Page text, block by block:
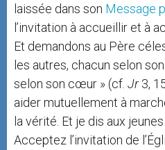
laissée dans son Message
l’invitation à accueillir et à
Et demandons au Père
les autres, chacun selon
selon son cœur » (cf. Jr3,
aider mutuellement à
la vérité. Et je dis aux jeunes
Acceptez l’invitation de